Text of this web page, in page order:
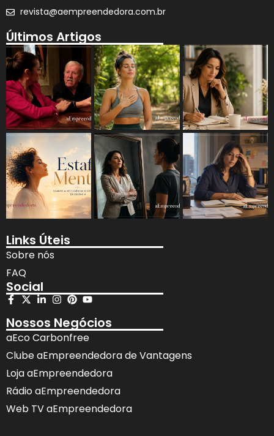
revista@aempreendedora.com.br
Últimos Artigos
Links Úteis
Sobre nós
FAQ
Social
Nossos Negócios
aEco Carbonfree
Clube aEmpreendedora de Vantagens
Loja aEmpreendedora
Rádio aEmpreendedora
Web TV aEmpreendedora